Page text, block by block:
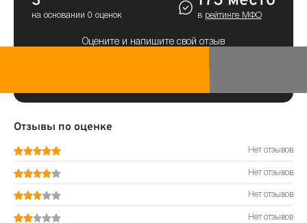
на основании 0 оценок в рейтинге МФО
Оцените и напишите свой отзыв
Отзывы по оценке
Нет отзывов
Нет отзывов
Нет отзывов
Нет отзывов